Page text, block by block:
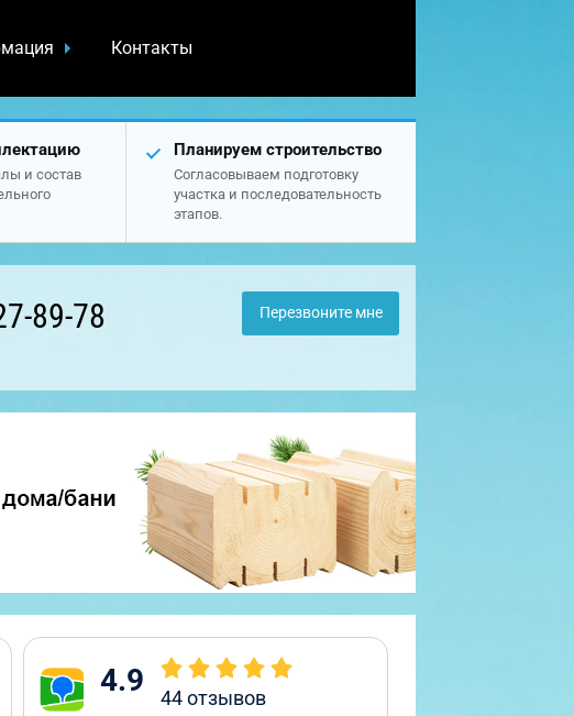
Контакты
и состав
Планируем строительство
Согласовываем подготовку
участка и последовательность
этапов.
89-78 Перезвоните мне
4.9 44отзывов